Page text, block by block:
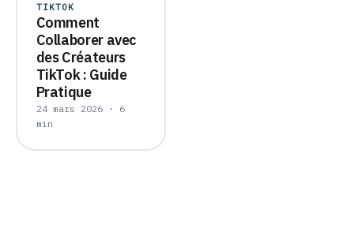
TIKTOK
Comment
Collaborer avec
des Créateurs
TikTok : Guide
Pratique
24 mars 2026 · 6
min